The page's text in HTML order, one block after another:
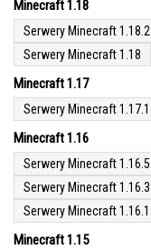
Minecraft 1.18
Serwery Minecraft 1.18.2
Serwery Minecraft 1.18
Minecraft 1.17
Serwery Minecraft 1.17.1
Minecraft 1.16
Serwery Minecraft 1.16.5
Serwery Minecraft 1.16.3
Serwery Minecraft 1.16.1
Minecraft 1.15